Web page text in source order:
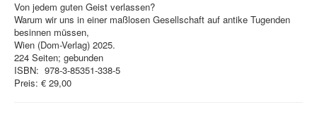
Von jedem guten Geist verlassen?
Warum wir uns in einer maßlosen Gesellschaft auf antike Tugenden
besinnen müssen,
Wien (Dom-Verlag) 2025.
224 Seiten; gebunden
ISBN: ‎ 978-3-85351-338-5
Preis: € 29,00